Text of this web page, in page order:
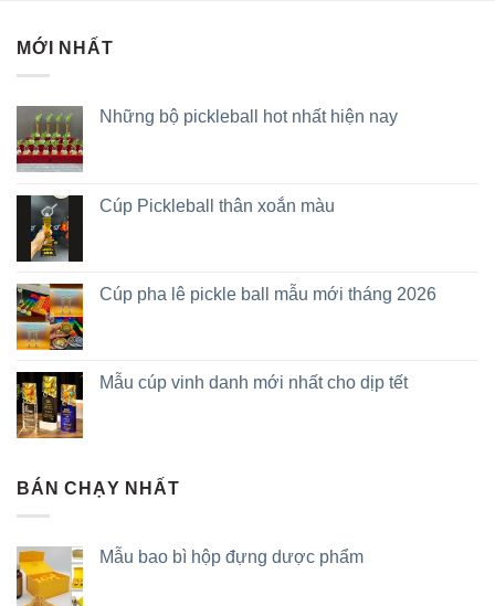
MỚI NHẤT
Những bộ pickleball hot nhất hiện nay
Cúp Pickleball thân xoắn màu
Cúp pha lê pickle ball mẫu mới tháng 2026
Mẫu cúp vinh danh mới nhất cho dịp tết
BÁN CHẠY NHẤT
Mẫu bao bì hộp đựng dược phẩm